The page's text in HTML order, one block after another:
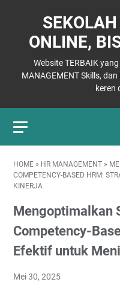
ONLINE,
Website TERBAIK
MANAGEMENT Skills,
keren
HOME » HR MANAGEMENT »
COMPETENCY-BASED HRM:
KINERJA
Mengoptimalkan
Competency-
Efektif untuk
Mei 30, 2025